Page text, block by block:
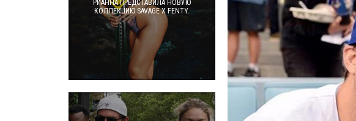
РИАННА ПРЕДСТАВИЛА НОВУЮ
КОЛЛЕКЦИЮ SAVAGE X FENTY.